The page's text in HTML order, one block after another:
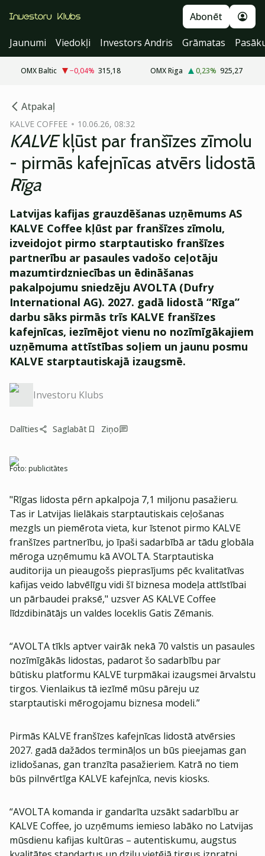
Abonēt
Jaunumi
Viedokļi Investors Andris Grāmatas
OMX Baltic −0,04% 315,18 OMX Riga 0,23% 925,27
Atpakaļ
KALVE COFFEE 10.06.26, 08:32
KALVEkļūst par franšīzes zīmolu
- pirmās kafejnīcas atvērs lidostā
Rīga
Latvijas kafijas grauzdēšanas uzņēmums AS
KALVE Coffee kļūst par franšīzes zīmolu,
izveidojot pirmo starptautisko franšīzes
partnerību ar pasaules vadošo ceļotāju
mazumtirdzniecības un ēdināšanas
pakalpojumu sniedzēju AVOLTA (Dufry
International AG). 2027. gadā lidostā “Rīga”
darbu sāks pirmās trīs KALVE franšīzes
kafejnīcas, iezīmējot vienu no nozīmīgākajiem
uzņēmuma attīstības soļiem un jaunu posmu
KALVE starptautiskajā izaugsmē.
Investoru Klubs
Dalīties Saglabāt Ziņo
Foto: publicitātes
"Rīgas lidosta pērn apkalpoja 7,1 miljonu pasažieru.
Tas ir Latvijas lielākais starptautiskais ceļošanas
mezgls un piemērota vieta, kur īstenot pirmo KALVE
franšīzes partnerību, jo īpaši sadarbībā ar tādu globāla
mēroga uzņēmumu kā AVOLTA. Starptautiska
auditorija un pieaugošs pieprasījums pēc kvalitatīvas
kafijas veido labvēlīgu vidi šī biznesa modeļa attīstībai
un pārbaudei praksē," uzsver AS KALVE Coffee
līdzdibinātājs un valdes loceklis Gatis Zēmanis.
“AVOLTA tīkls aptver vairāk nekā 70 valstis un pasaules
nozīmīgākās lidostas, padarot šo sadarbību par
būtisku platformu KALVE turpmākai izaugsmei ārvalstu
tirgos. Vienlaikus tā iezīmē mūsu pāreju uz
starptautiski mērogojamu biznesa modeli.”
Pirmās KALVE franšīzes kafejnīcas lidostā atvērsies
2027. gadā dažādos termināļos un būs pieejamas gan
izlidošanas, gan tranzīta pasažieriem. Katrā no tiem
būs pilnvērtīga KALVE kafejnīca, nevis kiosks.
“AVOLTA komanda ir gandarīta uzsākt sadarbību ar
KALVE Coffee, jo uzņēmums iemieso labāko no Latvijas
mūsdienu kafijas kultūras – autentiskumu, augstus